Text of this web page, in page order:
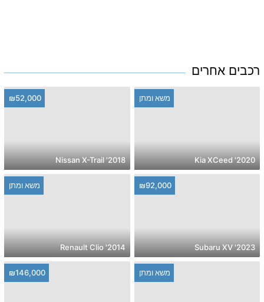
רכבים אחרים
משא ומתן
2020' Kia XCeed
₪52,000
2018' Nissan X-Trail
₪92,000
2023' Subaru XV
משא ומתן
2014' Renault Clio
משא ומתן ₪146,000